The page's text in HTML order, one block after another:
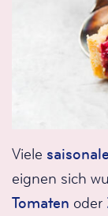
Viele saisonale
eignen sich
Tomaten oder